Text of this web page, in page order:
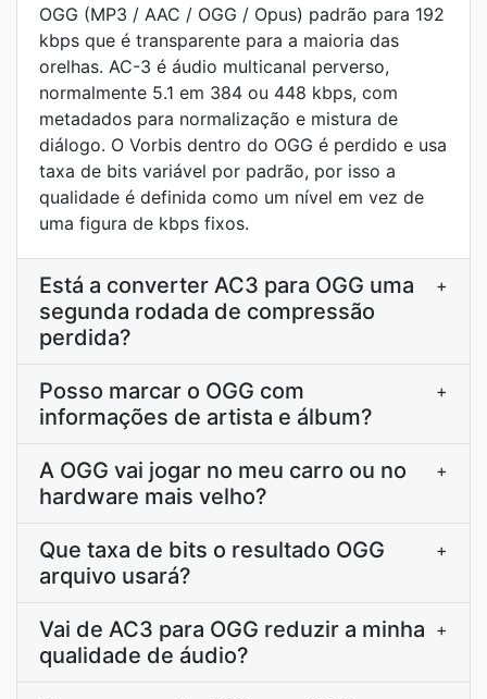
OGG (MP3 / AAC / OGG / Opus) padrão para 192
kbps que é transparente para a maioria das
orelhas. AC-3 é áudio multicanal perverso,
normalmente 5.1 em 384 ou 448 kbps, com
metadados para normalização e mistura de
diálogo. O Vorbis dentro do OGG é perdido e usa
taxa de bits variável por padrão, por isso a
qualidade é definida como um nível em vez de
uma figura de kbps fixos.
Está a converter AC3 para OGG uma
segunda rodada de compressão
perdida?
+
Posso marcar o OGG com
informações de artista e álbum?
+
A OGG vai jogar no meu carro ou no
hardware mais velho?
+
Que taxa de bits o resultado OGG
arquivo usará?
+
Vai de AC3 para OGG reduzir a minha
qualidade de áudio?
+